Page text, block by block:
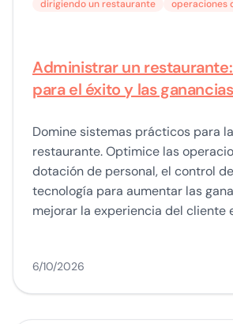
dirigiendo un restaurante operaciones
Administrar un
para el éxito y las
Domine sistemas prácticos para
restaurante. Optimice las
dotación de personal, el control
tecnología para aumentar las
mejorar la experiencia del cliente
6/10/2026